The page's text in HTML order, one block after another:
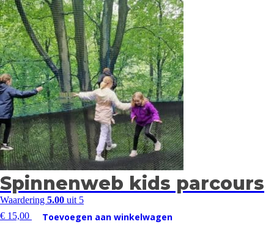
Spinnenweb kids parcours
Waardering 5.00 uit 5
€ 15,00 Toevoegen aan winkelwagen